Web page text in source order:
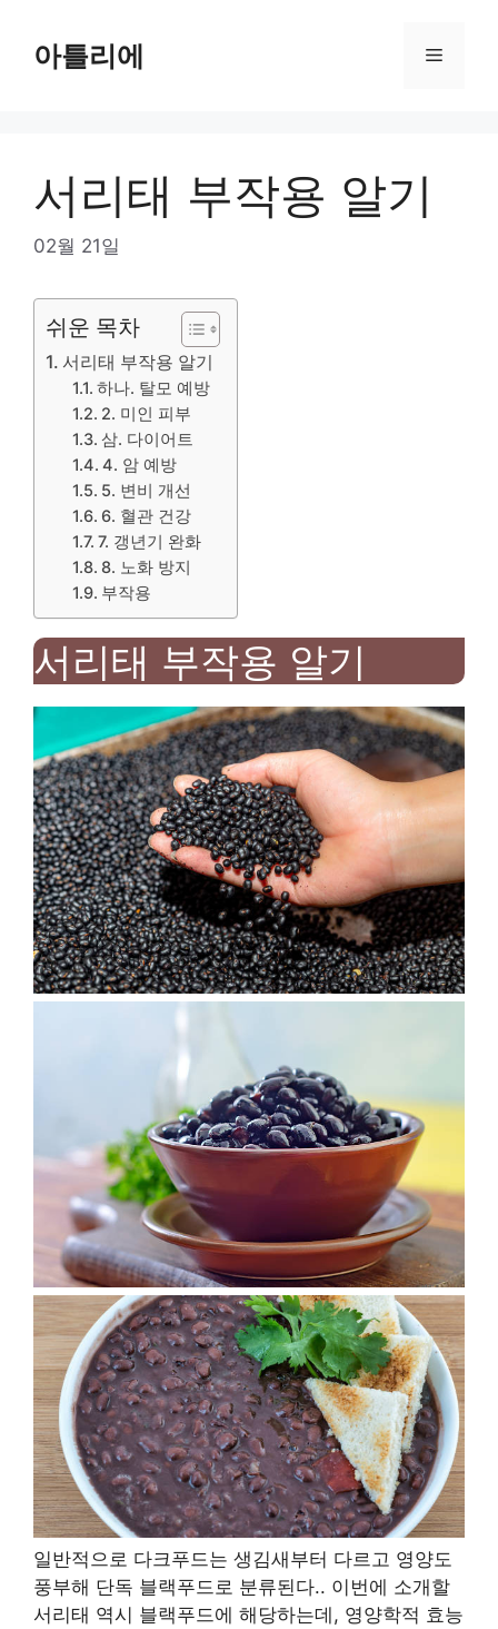
content아틀리에 Menu
서리태 부작용 알기
02월 21일
쉬운 목차
서리태 부작용 알기
하나. 탈모 예방
2. 미인 피부
삼. 다이어트
4. 암 예방
5. 변비 개선
6. 혈관 건강
7. 갱년기 완화
8. 노화 방지
부작용
서리태 부작용 알기
일반적으로 다크푸드는 생김새부터 다르고 영양도
풍부해 단독 블랙푸드로 분류된다.. 이번에 소개할
서리태 역시 블랙푸드에 해당하는데, 영양학적 효능